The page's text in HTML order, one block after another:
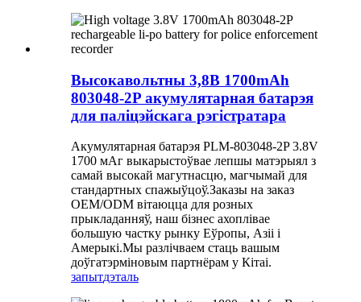
Высокавольтны 3,8В 1700mAh
803048-2P акумулятарная батарэя
для паліцэйскага рэгістратара
Акумулятарная батарэя PLM-803048-2P 3.8V
1700 мАг выкарыстоўвае лепшы матэрыял з
самай высокай магутнасцю, магчымай для
стандартных спажыўцоў.Заказы на заказ
OEM/ODM вітаюцца для розных
прыкладанняў, наш бізнес ахоплівае
большую частку рынку Еўропы, Азіі і
Амерыкі.Мы разлічваем стаць вашым
доўгатэрміновым партнёрам у Кітаі.
запытдэталь